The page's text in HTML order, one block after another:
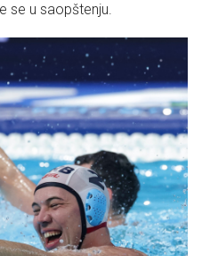
se u saopštenju.